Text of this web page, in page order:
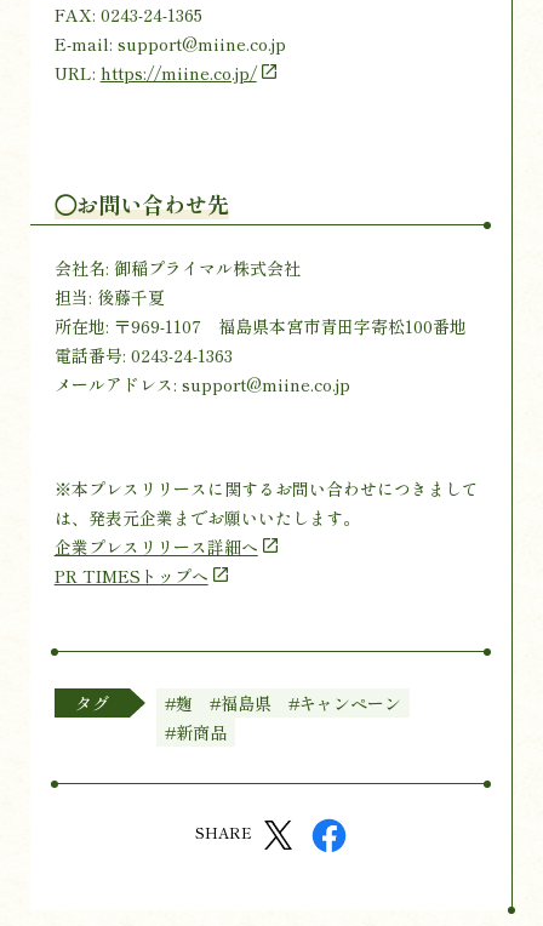
FAX: 0243-24-1365
E-mail: support@miine.co.jp
URL: https://miine.co.jp/
◯お問い合わせ先
会社名: 御稲プライマル株式会社
担当: 後藤千夏
所在地: 〒969-1107 福島県本宮市青田字寄松100番地
電話番号: 0243-24-1363
メールアドレス: support@miine.co.jp
※本プレスリリースに関するお問い合わせにつきまして
は、発表元企業までお願いいたします。
企業プレスリリース詳細へ
PR TIMESトップへ
タグ #麹 #福島県
#キャンペーン
#新商品
SHARE